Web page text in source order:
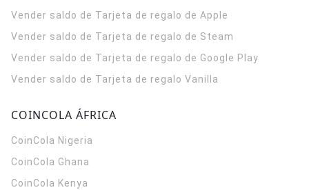
Vender saldo de Tarjeta de regalo de Apple
Vender saldo de Tarjeta de regalo de Steam
Vender saldo de Tarjeta de regalo de Google Play
Vender saldo de Tarjeta de regalo Vanilla
COINCOLA ÁFRICA
CoinCola Nigeria
CoinCola Ghana
CoinCola Kenya